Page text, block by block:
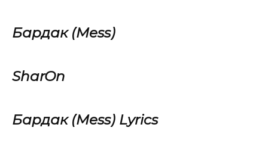
Бардак (Mess)
SharOn
Бардак (Mess) Lyrics